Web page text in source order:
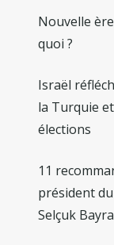
Nouvelle
quoi ?
Israël
la Turquie
élections
11
président
Selçuk